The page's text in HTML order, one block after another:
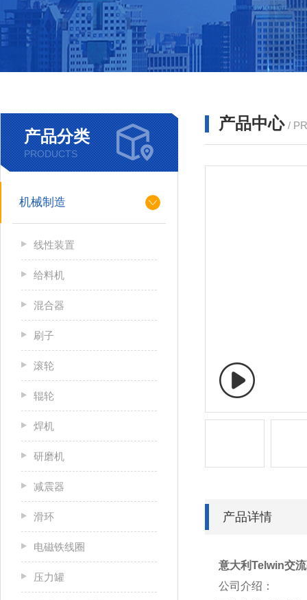
产品分类
PRODUCTS
机械制造
线性装置
给料机
混合器
刷子
滚轮
辊轮
焊机
研磨机
减震器
滑环
电磁铁线圈
压力罐
产品中心 /
产品详情
意大利Telwin交
公司介绍：